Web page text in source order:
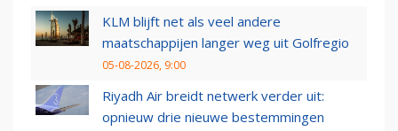
KLM blijft net als veel andere
maatschappijen langer weg uit Golfregio
05-08-2026, 9:00
Riyadh Air breidt netwerk verder uit:
opnieuw drie nieuwe bestemmingen